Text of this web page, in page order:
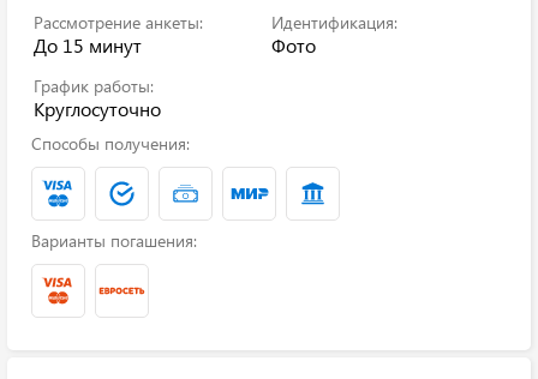
Рассмотрение анкеты:
До 15 минут
Идентификация:
Фото
График работы:
Круглосуточно
Способы получения:
Варианты погашения: